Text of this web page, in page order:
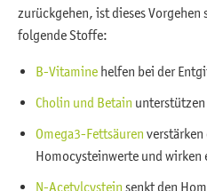
zurückgehen, ist dieses
folgende Stoffe:
B-Vitamine helfen bei der
Cholin und Betain
Omega3-Fettsäuren
Homocysteinwerte und
N-Acetylcystein senkt den